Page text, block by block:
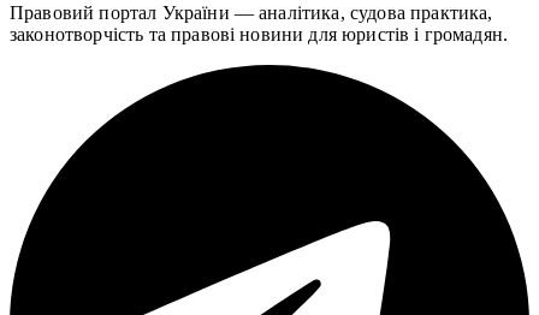
Правовий портал України — аналітика, судова практика,
законотворчість та правові новини для юристів і громадян.